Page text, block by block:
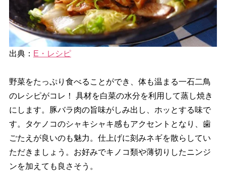
出典： E・レシピ
野菜をたっぷり食べることができ、体も温まる一石二鳥
のレシピがコレ！ 具材を白菜の水分を利用して蒸し焼き
にします。豚バラ肉の旨味がしみ出し、ホッとする味で
す。タケノコのシャキシャキ感もアクセントとなり、歯
ごたえが良いのも魅力。仕上げに刻みネギを散らしてい
ただきましょう。お好みでキノコ類や薄切りしたニンジ
ンを加えても良さそう。